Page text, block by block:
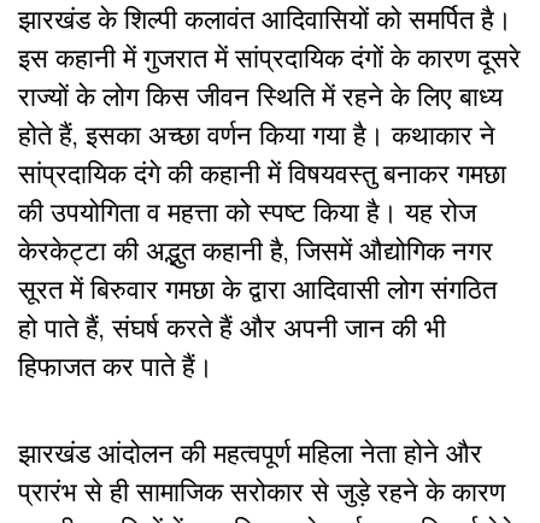
झारखंड के शिल्पी कलावंत आदिवासियों को समर्पित है।
इस कहानी में गुजरात में सांप्रदायिक दंगों के कारण दूसरे
राज्यों के लोग किस जीवन स्थिति में रहने के लिए बाध्य
होते हैं, इसका अच्छा वर्णन किया गया है। कथाकार ने
सांप्रदायिक दंगे की कहानी में विषयवस्तु बनाकर गमछा
की उपयोगिता व महत्ता को स्पष्ट किया है। यह रोज
केरकेट्टा की अद्भुत कहानी है, जिसमें औद्योगिक नगर
सूरत में बिरुवार गमछा के द्वारा आदिवासी लोग संगठित
हो पाते हैं, संघर्ष करते हैं और अपनी जान की भी
हिफाजत कर पाते हैं।
झारखंड आंदोलन की महत्वपूर्ण महिला नेता होने और
प्रारंभ से ही सामाजिक सरोकार से जुड़े रहने के कारण